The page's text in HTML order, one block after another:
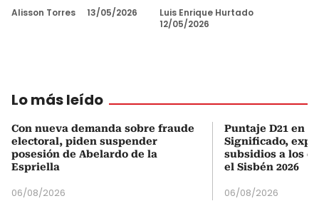
Alisson Torres 13/05/2026
Luis Enrique Hurtado
12/05/2026
Lo más leído
Con nueva demanda sobre fraude
electoral, piden suspender
posesión de Abelardo de la
Espriella
06/08/2026
Puntaje D21 en
Significado,
subsidios a los
el Sisbén 2026
06/08/2026